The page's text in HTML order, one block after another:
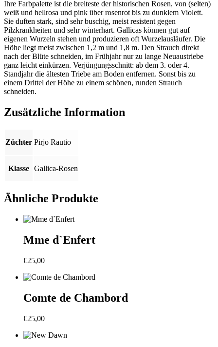
Ihre Farbpalette ist die breiteste der historischen Rosen, von (selten)
weiß und hellrosa und pink über rosenrot bis zu dunklem Violett.
Sie duften stark, sind sehr buschig, meist resistent gegen
Pilzkrankheiten und sehr winterhart. Gallicas können gut auf
eigenen Wurzeln stehen und produzieren oft Wurzelausläufer. Die
Höhe liegt meist zwischen 1,2 m und 1,8 m. Den Strauch direkt
nach der Blüte schneiden, im Frühjahr nur zu lange Neuaustriebe
ganz leicht einkürzen. Verjüngungsschnitt: ab dem 3. oder 4.
Standjahr die ältesten Triebe am Boden entfernen. Sonst bis zu
einem Drittel der Höhe zu einem schönen, runden Strauch
schneiden.
Zusätzliche Information
Züchter Pirjo Rautio
Klasse Gallica-Rosen
Ähnliche Produkte
Mme d`Enfert
€25,00
Comte de Chambord
€25,00